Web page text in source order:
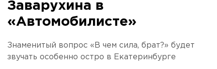
Заварухина в
«Автомобилисте»
Знаменитый вопрос «В чем сила, брат?» будет
звучать особенно остро в Екатеринбурге